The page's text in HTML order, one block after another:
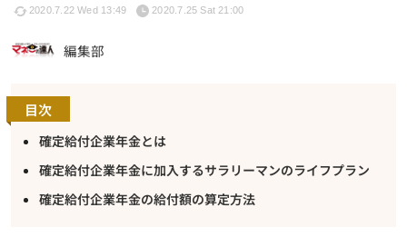
2020.7.22 Wed 13:49 2020.7.25 Sat 21:00
編集部
目次
確定給付企業年金とは
確定給付企業年金に加入するサラリーマンのライフプラン
確定給付企業年金の給付額の算定方法